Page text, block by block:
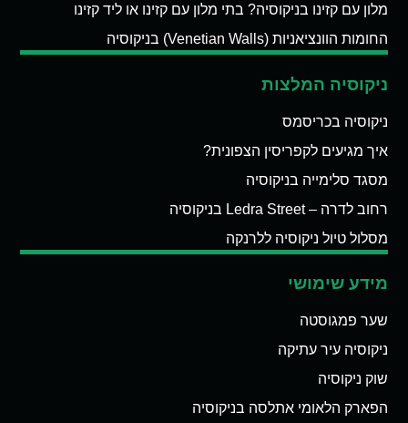
מלון עם קזינו בניקוסיה? בתי מלון עם קזינו או ליד קזינו
החומות הוונציאניות (Venetian Walls) בניקוסיה
ניקוסיה המלצות
ניקוסיה בכריסמס
איך מגיעים לקפריסין הצפונית?
מסגד סלימייה בניקוסיה
רחוב לדרה – Ledra Street בניקוסיה
מסלול טיול ניקוסיה ללרנקה
מידע שימושי
שער פמגוסטה
ניקוסיה עיר עתיקה
שוק ניקוסיה
הפארק הלאומי אתלסה בניקוסיה